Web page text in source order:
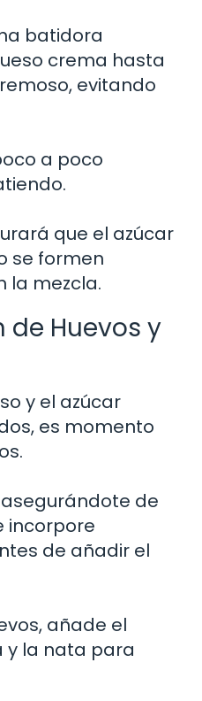
batidora
crema hasta
evitando
a poco
que el azúcar
se formen
la mezcla.
Huevos y
y el azúcar
es momento
de
incorpore
de añadir el
añade el
y la nata para